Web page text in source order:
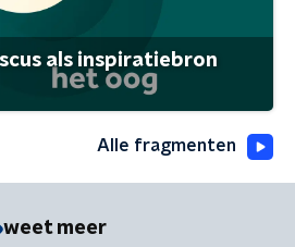
als inspiratiebron
Alle fragmenten
weet meer